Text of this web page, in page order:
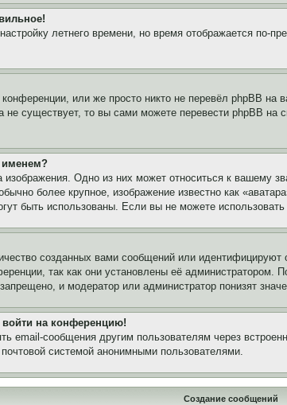
летнего времени, но время отображается по-
или же просто никто не перевёл phpBB
не существует, то вы сами можете перевести phpBB
именем?
Одно из них может относиться к вашему
более крупное, изображение известно как
быть использованы. Если вы не можете
созданных вами сообщений или
так как они установлены её
и модератор или администратор понизят
на конференцию!
email-сообщения другим пользователям через
системой анонимными пользователями.
Создание сообщений